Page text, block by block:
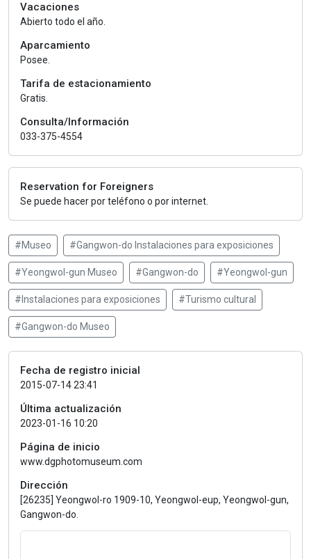
Vacaciones
Abierto todo el año.
Aparcamiento
Posee.
Tarifa de estacionamiento
Gratis.
Consulta/Información
033-375-4554
Reservation for Foreigners
Se puede hacer por teléfono o por internet.
#Museo #Gangwon-do Instalaciones para exposiciones
#Yeongwol-gun Museo #Gangwon-do #Yeongwol-gun
#Instalaciones para exposiciones #Turismo cultural
#Gangwon-do Museo
Fecha de registro inicial
2015-07-14 23:41
Última actualización
2023-01-16 10:20
Página de inicio
www.dgphotomuseum.com
Dirección
[26235] Yeongwol-ro 1909-10, Yeongwol-eup, Yeongwol-gun,
Gangwon-do.